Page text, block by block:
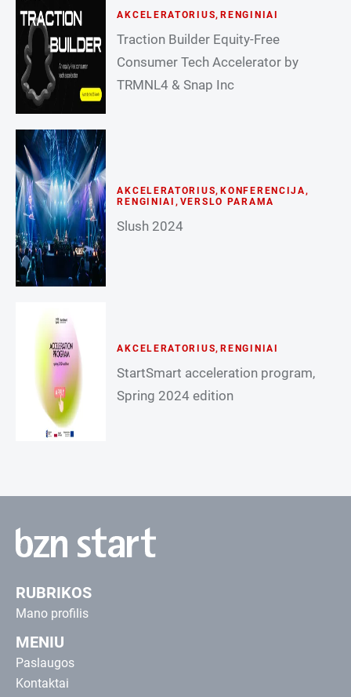
AKCELERATORIUS, RENGINIAI
Traction Builder Equity-Free
Consumer Tech Accelerator by
TRMNL4 & Snap Inc
AKCELERATORIUS, KONFERENCIJA,
RENGINIAI , VERSLO PARAMA
Slush 2024
AKCELERATORIUS, RENGINIAI
StartSmart acceleration program,
Spring 2024 edition
RUBRIKOS
Mano profilis
MENIU
Paslaugos
Kontaktai